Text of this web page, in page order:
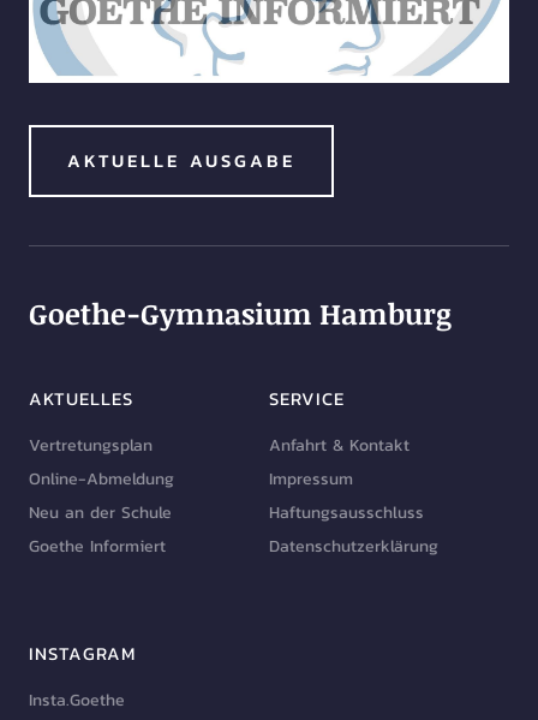
AKTUELLE AUSGABE
Goethe-Gymnasium Hamburg
AKTUELLES
Vertretungsplan
Online-Abmeldung
Neu an der Schule
Goethe Informiert
SERVICE
Anfahrt & Kontakt
Impressum
Haftungsausschluss
Datenschutzerklärung
INSTAGRAM
Insta.Goethe